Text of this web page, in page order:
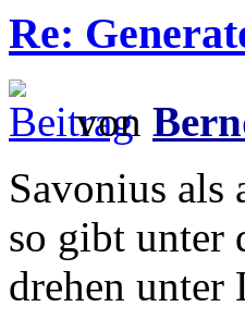
Re:
von
Savonius als
so gibt unter
drehen unter